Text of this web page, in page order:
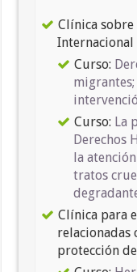
Clínica sobre
Internacional
Curso:
Curso: La
Derechos
la
tratos
Clínica para
relacionadas
protección